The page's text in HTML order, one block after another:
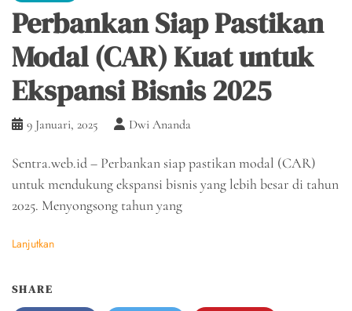
Perbankan Siap Pastikan
Modal (CAR) Kuat untuk
Ekspansi Bisnis 2025
9 Januari, 2025 Dwi Ananda
Sentra.web.id – Perbankan siap pastikan modal (CAR)
untuk mendukung ekspansi bisnis yang lebih besar di tahun
2025. Menyongsong tahun yang
Lanjutkan
SHARE